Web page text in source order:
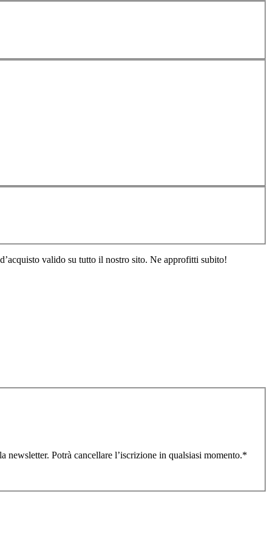
valido su tutto il nostro sito. Ne approfitti subito!
newsletter. Potrà cancellare l’iscrizione in qualsiasi momento.*